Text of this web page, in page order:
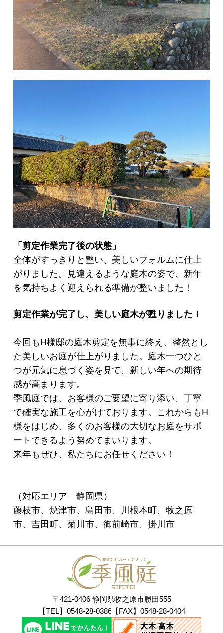
「剪定作業完了後の状態」
全体がすっきりと整い、美しいフォルムに仕上
がりました。見違えるような庭木の姿で、新年
を気持ちよく迎えられる準備が整いました！
剪定作業が完了し、美しい庭木が甦りました！
今回もH様邸の庭木剪定を無事に終え、整然とし
た美しいお庭が仕上がりました。庭木一つひと
つが元気に息づく姿を見て、新しい年への期待
感が高まります。
季風庭では、お客様のご要望に寄り添い、丁寧
で確実な施工を心がけております。これからもH
様をはじめ、多くのお客様の大切なお庭をサポ
ートできるよう努めてまいります。
来年もぜひ、私たちにお任せください！
（対応エリア 静岡県）
藤枝市、焼津市、島田市、川根本町、牧之原
市、吉田町、菊川市、御前崎市、掛川市
〒421-0406 静岡県牧之原市勝田555
【TEL】0548-28-0386【FAX】0548-28-0404